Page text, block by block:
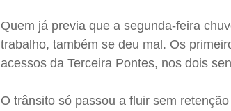
Quem já previa que a segunda-feira
trabalho, também se deu mal. Os
acessos da Terceira Pontes, nos dois
O trânsito só passou a fluir sem